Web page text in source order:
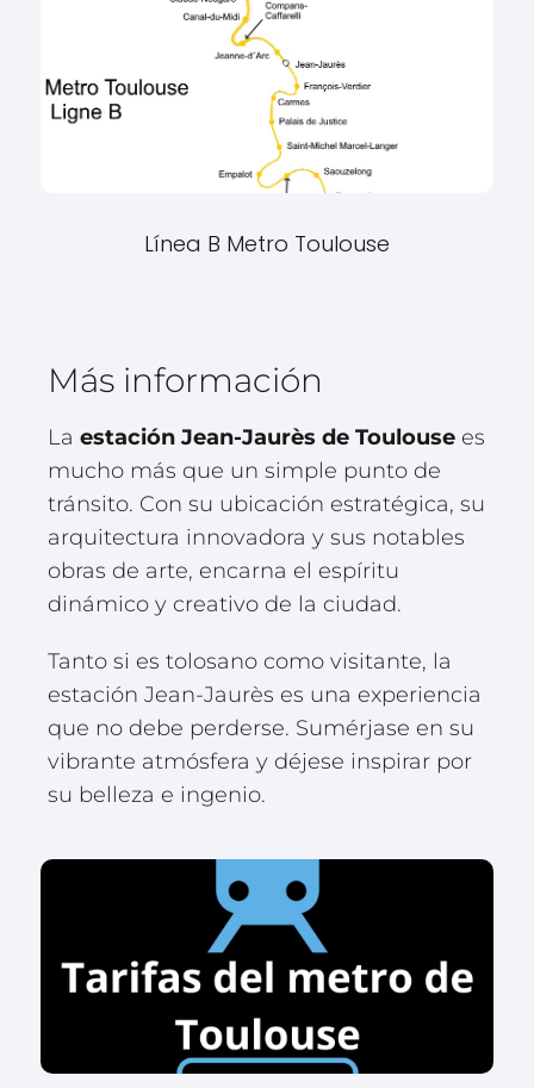
Línea B Metro Toulouse
Más información
La estación Jean-Jaurès de Toulouse es
mucho más que un simple punto de
tránsito. Con su ubicación estratégica, su
arquitectura innovadora y sus notables
obras de arte, encarna el espíritu
dinámico y creativo de la ciudad.
Tanto si es tolosano como visitante, la
estación Jean-Jaurès es una experiencia
que no debe perderse. Sumérjase en su
vibrante atmósfera y déjese inspirar por
su belleza e ingenio.